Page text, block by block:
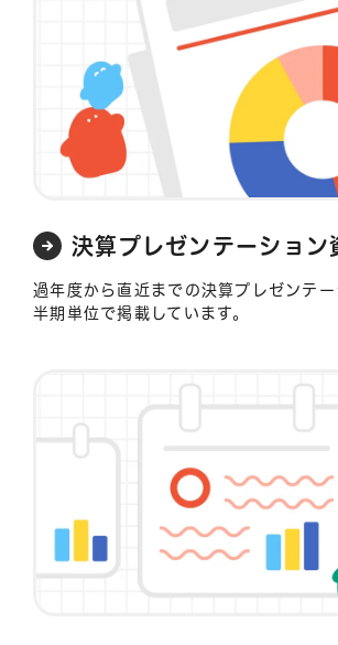
決算プレゼンテーション
過年度から直近までの決算プレゼンテ
半期単位で掲載しています。